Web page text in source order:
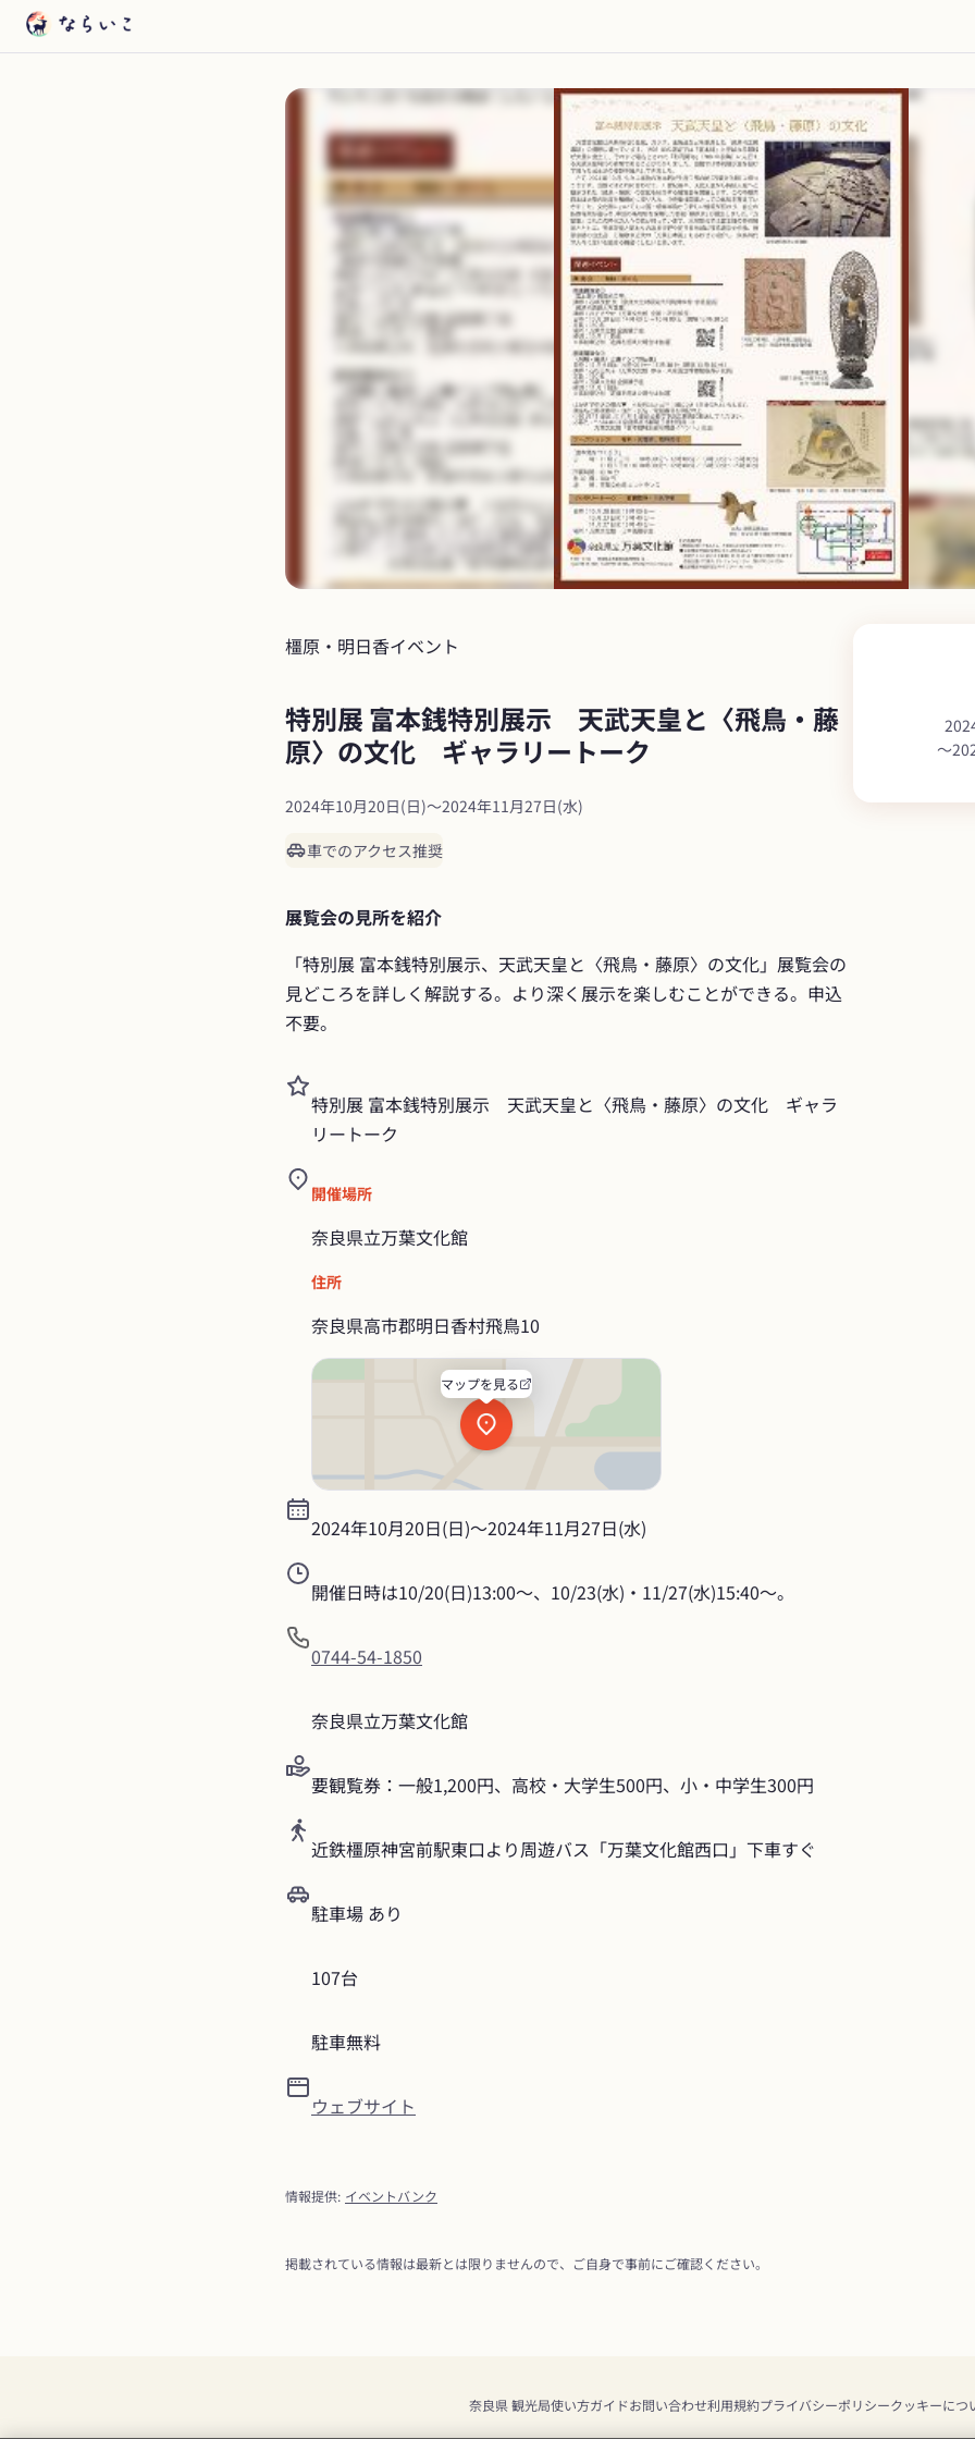
橿原・明日香イベント
特別展 富本銭特別展示　天武天皇と〈飛鳥・藤
原〉の文化　ギャラリートーク
2024年10月20日(日)〜2024年11月27日(水)
車でのアクセス推奨
展覧会の見所を紹介
「特別展 富本銭特別展示、天武天皇と〈飛鳥・藤原〉の文化」展覧会の
見どころを詳しく解説する。より深く展示を楽しむことができる。申込
不要。
特別展 富本銭特別展示　天武天皇と〈飛鳥・藤原〉の文化　ギャラ
リートーク
開催場所
奈良県立万葉文化館
住所
奈良県高市郡明日香村飛鳥10
マップを見る
2024年10月20日(日)〜2024年11月27日(水)
開催日時は10/20(日)13:00～、10/23(水)・11/27(水)15:40～。
0744-54-1850
奈良県立万葉文化館
要観覧券：一般1,200円、高校・大学生500円、小・中学生300円
近鉄橿原神宮前駅東口より周遊バス「万葉文化館西口」下車すぐ
駐車場 あり
107台
駐車無料
ウェブサイト
情報提供: イベントバンク
掲載されている情報は最新とは限りませんので、ご自身で事前にご確認ください。
〜
奈良県 観光局使い方ガイドお問い合わせ利用規約プライバシーポリシークッキーにつ